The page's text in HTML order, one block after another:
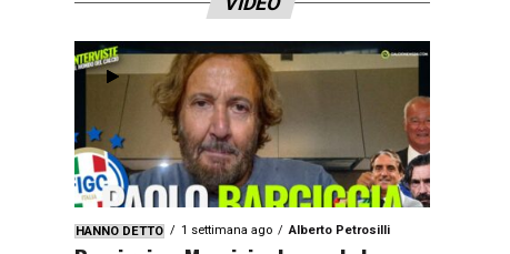
HANNO DETTO 1 settimana ago Alberto Petrosilli